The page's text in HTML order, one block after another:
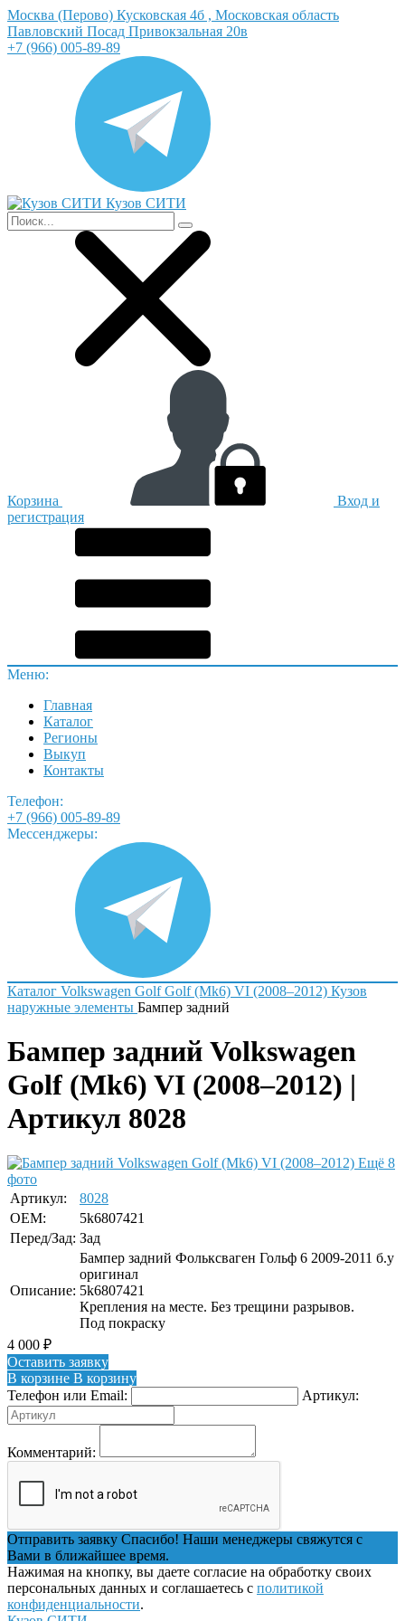
Москва (Перово) Кусковская 4б , Московская область
Павловский Посад Привокзальная 20в
+7 (966) 005-89-89
Кузов СИТИ
Корзина
Вход и
регистрация
Меню:
Главная
Каталог
Регионы
Выкуп
Контакты
Телефон:
+7 (966) 005-89-89
Мессенджеры:
Каталог Volkswagen Golf Golf (Mk6) VI (2008–2012) Кузов
наружные элементы Бампер задний
Бампер задний Volkswagen
Golf (Mk6) VI (2008–2012) |
Артикул 8028
Ещё 8
фото
Артикул:
8028
OEM:
5k6807421
Перед/Зад: Зад
Описание:
Бампер задний Фольксваген Гольф 6 2009-2011 б.у
оригинал
5k6807421
Крепления на месте. Без трещини разрывов.
Под покраску
4 000 ₽
Оставить заявку
В корзине В корзину
Телефон или Email:
Артикул:
Комментарий:
Отправить заявку Спасибо! Наши менеджеры свяжутся с
Вами в ближайшее время.
Нажимая на кнопку, вы даете согласие на обработку своих
персональных данных и соглашаетесь с политикой
конфиденциальности.